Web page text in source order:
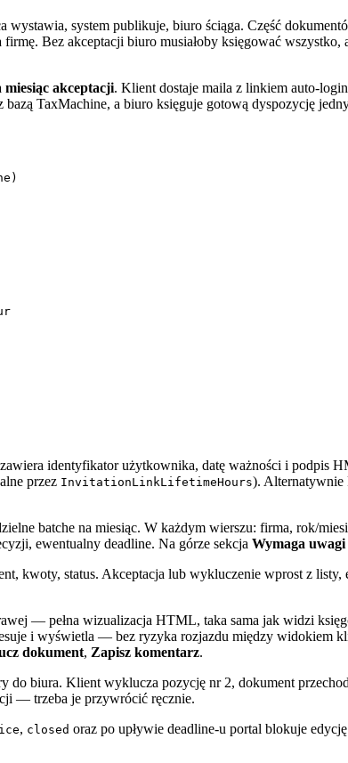
system publikuje, biuro ściąga. Część
Bez akceptacji biuro musiałoby księgować
miesiąc akceptacji. Klient dostaje maila z linkiem auto-
TaxMachine, a biuro księguje gotową dyspozycję
identyfikator użytkownika, datę ważności i podpis
przez InvitationLinkLifetimeHours). Alternatywnie
batche na miesiąc. W każdym wierszu: firma, rok/
ewentualny deadline. Na górze sekcja Wymaga uwagi
kwoty, status. Akceptacja lub wykluczenie wprost z
— pełna wizualizacja HTML, taka sama jak widzi
i wyświetla — bez ryzyka rozjazdu między widokiem
dokument, Zapisz komentarz.
do biura. Klient wyklucza pozycję nr 2, dokument
— trzeba je przywrócić ręcznie.
, closed oraz po upływie deadline-u portal blokuje